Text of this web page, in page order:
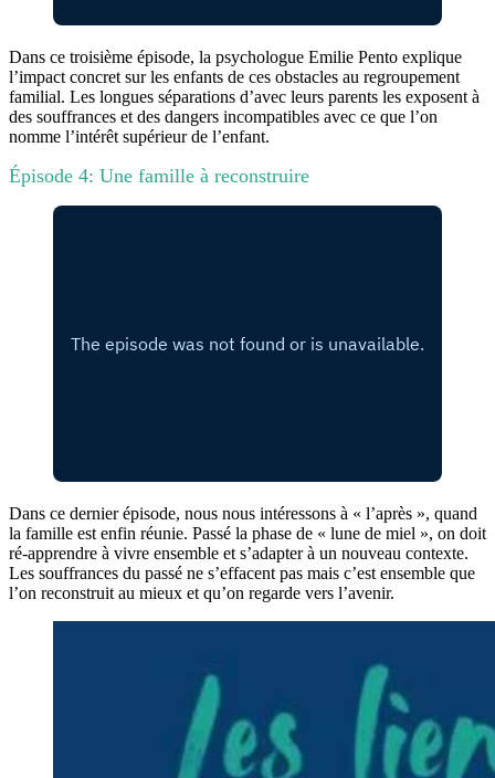
Dans ce troisième épisode, la psychologue Emilie Pento explique
l’impact concret sur les enfants de ces obstacles au regroupement
familial. Les longues séparations d’avec leurs parents les exposent à
des souffrances et des dangers incompatibles avec ce que l’on
nomme l’intérêt supérieur de l’enfant.
Épisode 4: Une famille à reconstruire
Dans ce dernier épisode, nous nous intéressons à « l’après », quand
la famille est enfin réunie. Passé la phase de « lune de miel », on doit
ré-apprendre à vivre ensemble et s’adapter à un nouveau contexte.
Les souffrances du passé ne s’effacent pas mais c’est ensemble que
l’on reconstruit au mieux et qu’on regarde vers l’avenir.